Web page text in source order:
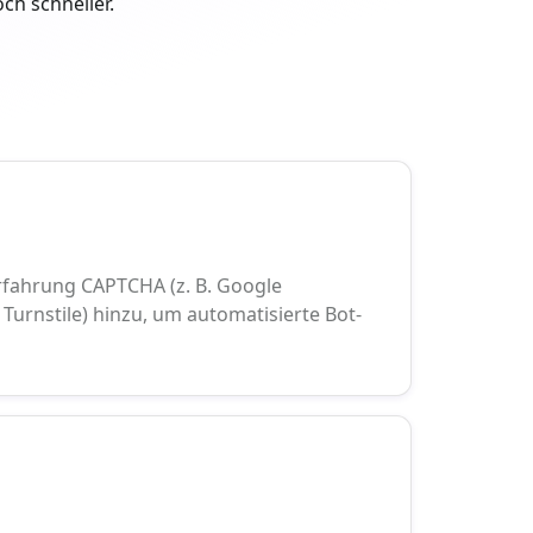
CAPTCHA (z. B. Google
Turnstile) hinzu, um automatisierte Bot-